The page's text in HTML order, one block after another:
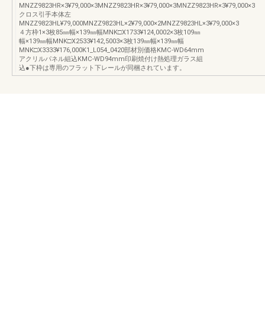
MNZZ9823HR×3¥79,000×3MNZZ9823HR×3¥79,000×3MNZZ9823HR×3¥79,000×3
クロス引手本体左
MNZZ9823HL¥79,000MNZZ9823HL×2¥79,000×2MNZZ9823HL×3¥79,000×3
４方枠1×3枚85㎜幅×139㎜幅MNK□X1733¥124,0002×3枚109㎜
幅×139㎜幅MNK□X2533¥142,5003×3枚139㎜幅×139㎜幅
MNK□X3333¥176,000K1_L054_0420部材別価格KMC-WD64mm
アクリルパネル組込KMC-WD94mm印刷焼付け熱処理ガラス組
込●下枠は専用のフラット下レールが同梱されています。